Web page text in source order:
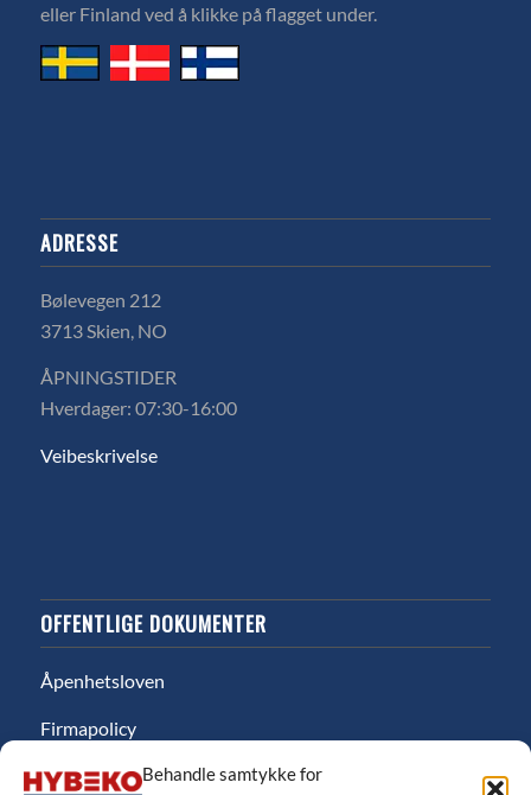
Behandle samtykke for
eller Finland ved å klikke på flagget under.
ADRESSE
Bølevegen 212
3713 Skien, NO
ÅPNINGSTIDER
Hverdager: 07:30-16:00
Veibeskrivelse
OFFENTLIGE DOKUMENTER
Åpenhetsloven
Firmapolicy
Miljø